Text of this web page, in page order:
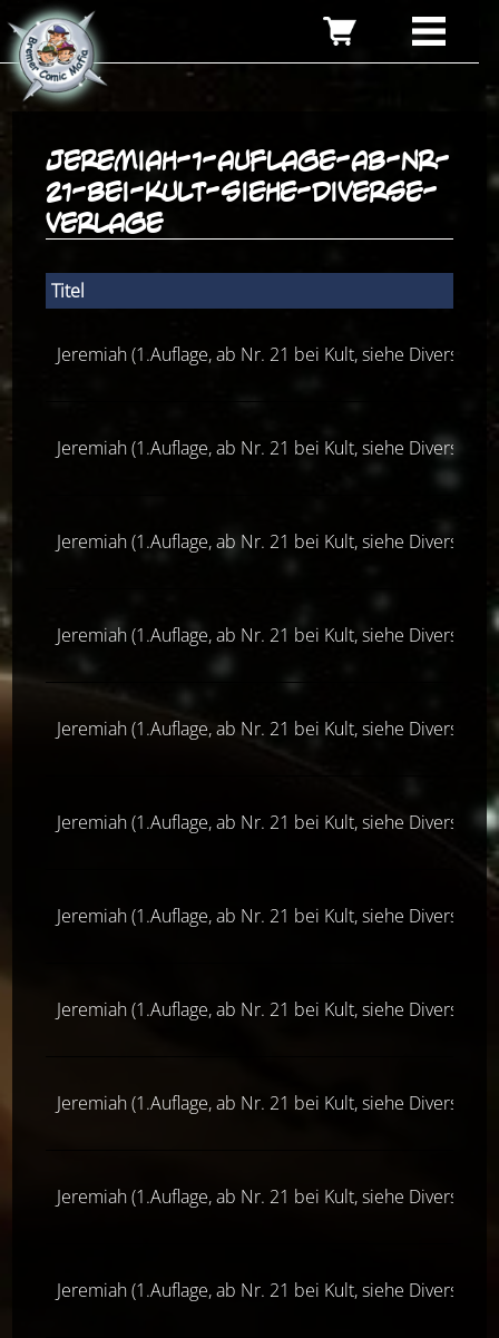
jeremiah-1-auflage-ab-nr-
21-bei-kult-siehe-diverse-
verlage
Titel
Jeremiah (1.Auflage, ab Nr. 21 bei Kult, siehe Diverse
Jeremiah (1.Auflage, ab Nr. 21 bei Kult, siehe Diverse
Jeremiah (1.Auflage, ab Nr. 21 bei Kult, siehe Diverse
Jeremiah (1.Auflage, ab Nr. 21 bei Kult, siehe Diverse
Jeremiah (1.Auflage, ab Nr. 21 bei Kult, siehe Diverse
Jeremiah (1.Auflage, ab Nr. 21 bei Kult, siehe Diverse
Jeremiah (1.Auflage, ab Nr. 21 bei Kult, siehe Diverse
Jeremiah (1.Auflage, ab Nr. 21 bei Kult, siehe Diverse
Jeremiah (1.Auflage, ab Nr. 21 bei Kult, siehe Diverse
Jeremiah (1.Auflage, ab Nr. 21 bei Kult, siehe Diverse
Jeremiah (1.Auflage, ab Nr. 21 bei Kult, siehe Diverse